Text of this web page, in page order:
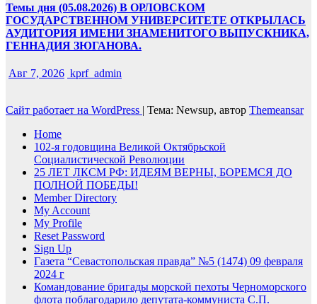
Темы дня (05.08.2026) В ОРЛОВСКОМ
ГОСУДАРСТВЕННОМ УНИВЕРСИТЕТЕ ОТКРЫЛАСЬ
АУДИТОРИЯ ИМЕНИ ЗНАМЕНИТОГО ВЫПУСКНИКА,
ГЕННАДИЯ ЗЮГАНОВА.
Авг 7, 2026 kprf_admin
Сайт работает на WordPress | Тема: Newsup, автор Themeansar
Home
102-я годовщина Великой Октябрьской
Социалистической Революции
25 ЛЕТ ЛКСМ РФ: ИДЕЯМ ВЕРНЫ, БОРЕМСЯ ДО
ПОЛНОЙ ПОБЕДЫ!
Member Directory
My Account
My Profile
Reset Password
Sign Up
Газета “Севастопольская правда” №5 (1474) 09 февраля
2024 г
Командование бригады морской пехоты Черноморского
флота поблагодарило депутата-коммуниста С.П.